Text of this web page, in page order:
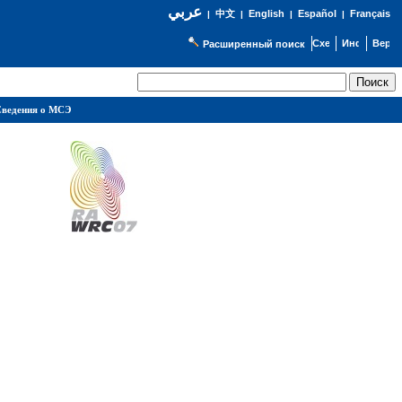
عربي| 中文| English | Español | Français
Расширенный поиск
о МСЭ